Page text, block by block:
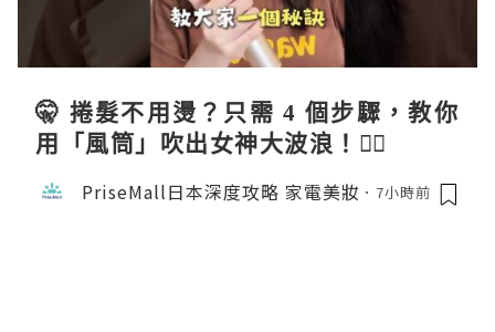
🤫 捲髮不用燙？只需 4 個步驟，教你
用「風筒」吹出女神大波浪！💇‍♀️
PriseMall日本深度攻略 家電美妝 7小時前